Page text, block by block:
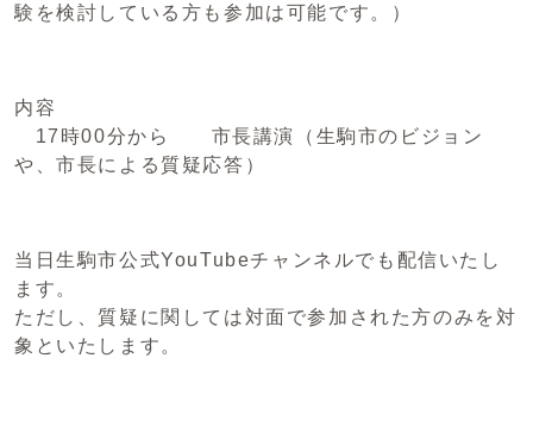
験を検討している方も参加は可能です。）
内容
17時00分から 市長講演（生駒市のビジョン
や、市長による質疑応答）
当日生駒市公式YouTubeチャンネルでも配信いたし
ます。
ただし、質疑に関しては対面で参加された方のみを対
象といたします。